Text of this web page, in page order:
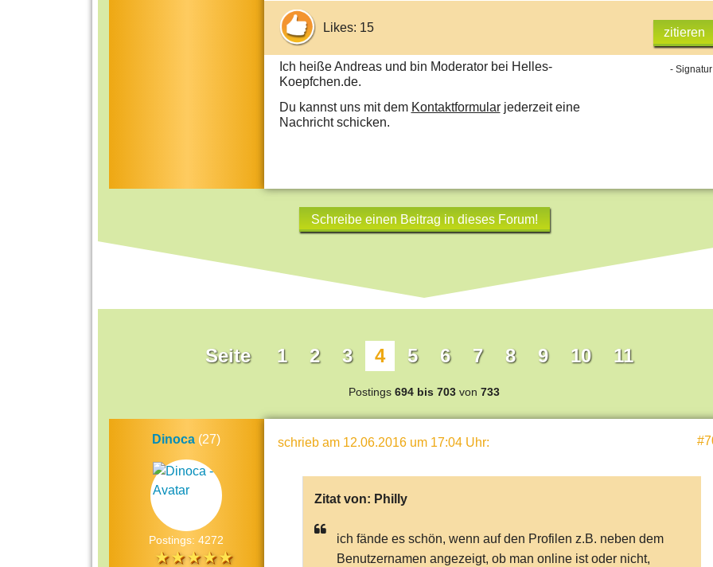
Likes: 15 zitieren
-
Ich heiße Andreas und bin Moderator bei Helles-
Koepfchen.de.
Du kannst uns mit dem Kontaktformularjederzeit eine
Nachricht schicken.
Schreibe einen Beitrag in dieses Forum!
Seite 1 2 3 4 5 6 7 8 9 10 11
Postings 694 bis 703 von 733
Dinoca (27)
Postings: 4272
schrieb am 12.06.2016 um 17:04 Uhr:
Zitat von: Philly
ich fände es schön, wenn auf den Profilen z.B. neben dem
Benutzernamen angezeigt, ob man online ist oder nicht,